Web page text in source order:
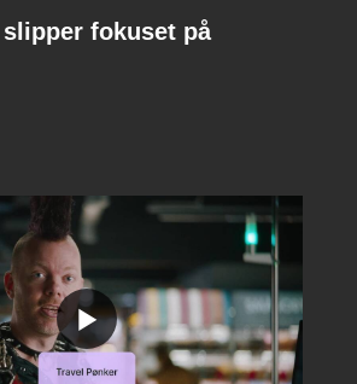
slipper fokuset på